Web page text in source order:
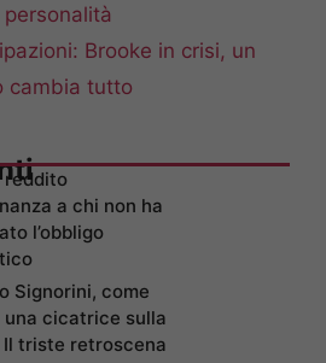
Brooke in crisi, un
cambia tutto
reddito
a chi non ha
l’obbligo
Signorini, come
una cicatrice sulla
triste retroscena